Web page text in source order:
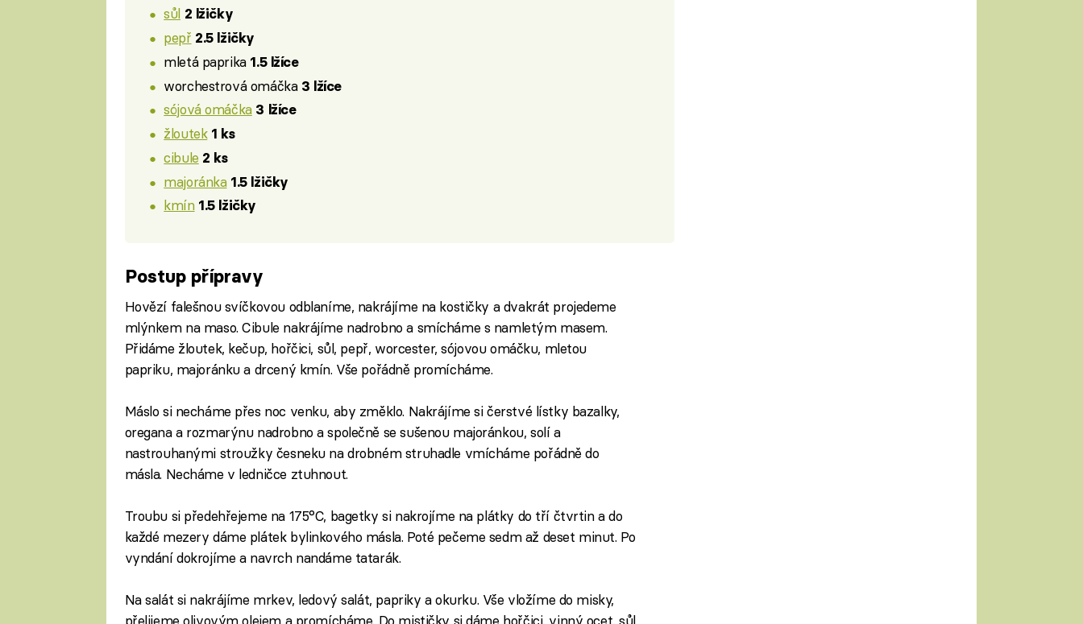
sůl 2 lžičky
pepř 2.5 lžičky
mletá paprika 1.5 lžíce
worchestrová omáčka 3 lžíce
sójová omáčka 3 lžíce
žloutek 1 ks
cibule 2 ks
majoránka 1.5 lžičky
kmín 1.5 lžičky
Postup přípravy
Hovězí falešnou svíčkovou odblaníme, nakrájíme na kostičky a dvakrát projedeme
mlýnkem na maso. Cibule nakrájíme nadrobno a smícháme s namletým masem.
Přidáme žloutek, kečup, hořčici, sůl, pepř, worcester, sójovou omáčku, mletou
papriku, majoránku a drcený kmín. Vše pořádně promícháme.
Máslo si necháme přes noc venku, aby změklo. Nakrájíme si čerstvé lístky bazalky,
oregana a rozmarýnu nadrobno a společně se sušenou majoránkou, solí a
nastrouhanými stroužky česneku na drobném struhadle vmícháme pořádně do
másla. Necháme v ledničce ztuhnout.
Troubu si předehřejeme na 175°C, bagetky si nakrojíme na plátky do tří čtvrtin a do
každé mezery dáme plátek bylinkového másla. Poté pečeme sedm až deset minut. Po
vyndání dokrojíme a navrch nandáme tatarák.
Na salát si nakrájíme mrkev, ledový salát, papriky a okurku. Vše vložíme do misky,